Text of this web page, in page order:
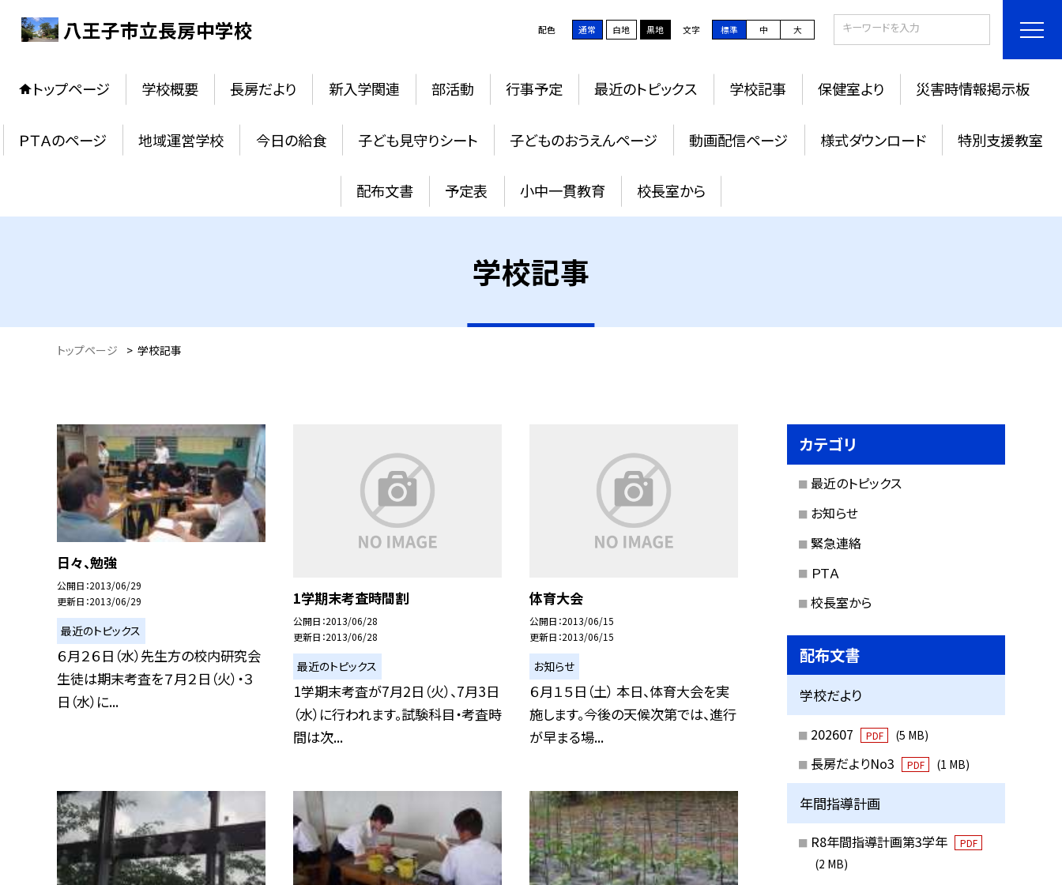
八王子市立長房中学校 配色 通常 白地 黒地 文字 標準 中 大
トップページ 学校概要 長房だより 新入学関連 部活動 行事予定 最近のトピックス 学校記事 保健室より 災害時情報掲示板
ＰＴＡのページ 地域運営学校 今日の給食 子ども見守りシート 子どものおうえんページ 動画配信ページ 様式ダウンロード 特別支援教室
配布文書 予定表 小中一貫教育 校長室から
学校記事
トップページ > 学校記事
日々、勉強
公開日 2013/06/29
更新日 2013/06/29
最近のトピックス
６月２６日（水）先生方の校内研究会
生徒は期末考査を７月２日（火）・３
日（水）に...
1学期末考査時間割
公開日 2013/06/28
更新日 2013/06/28
最近のトピックス
1学期末考査が7月2日（火）、7月3日
（水）に行われます。試験科目・考査時
間は次...
体育大会
公開日 2013/06/15
更新日 2013/06/15
お知らせ
６月１５日（土） 本日、体育大会を実
施します。今後の天候次第では、進行
が早まる場...
カテゴリ
最近のトピックス
お知らせ
緊急連絡
ＰＴＡ
校長室から
配布文書
学校だより
202607 PDF (5 MB)
長房だよりNo3 PDF (1 MB)
年間指導計画
R8年間指導計画第3学年 PDF
(2 MB)